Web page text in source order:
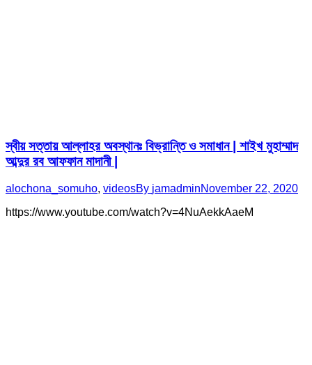
স্বীয় সত্তায় আল্লাহর অবস্থানঃ বিভ্রান্তি ও সমাধান | শাইখ মুহাম্মাদ
আব্দুর রব আফফান মাদানী |
alochona_somuho, videosBy jamadminNovember 22, 2020
https://www.youtube.com/watch?v=4NuAekkAaeM